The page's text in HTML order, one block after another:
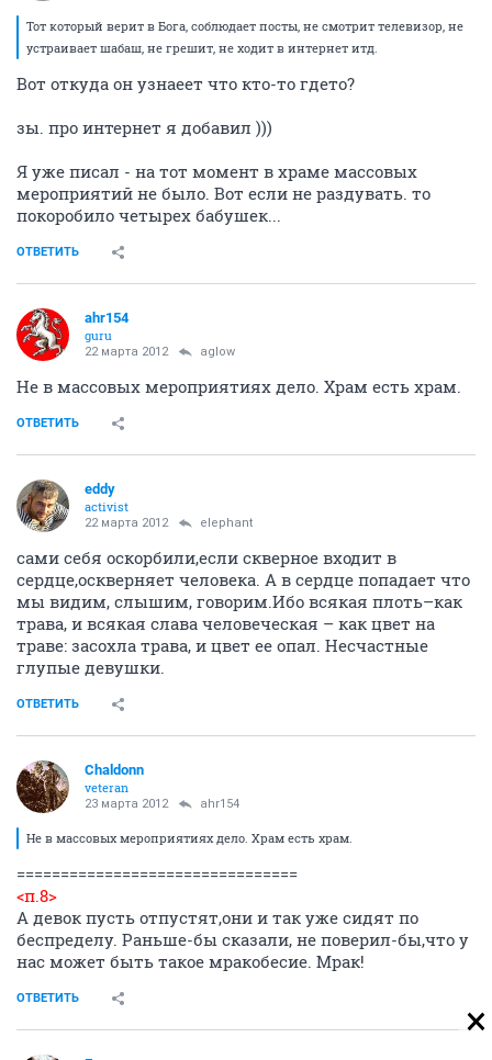
Тот который верит в Бога, соблюдает посты, не смотрит телевизор, не
устраивает шабаш, не грешит, не ходит в интернет итд.
Вот откуда он узнаеет что кто-то гдето?
зы. про интернет я добавил )))
Я уже писал - на тот момент в храме массовых
мероприятий не было. Вот если не раздувать. то
покоробило четырех бабушек...
ОТВЕТИТЬ
ahr154
guru
22 марта 2012 aglow
Не в массовых мероприятиях дело. Храм есть храм.
ОТВЕТИТЬ
еddy
activist
22 марта 2012 elephant
сами себя оскорбили,если скверное входит в
сердце,оскверняет человека. А в сердце попадает что
мы видим, слышим, говорим.Ибо всякая плоть–как
трава, и всякая слава человеческая – как цвет на
траве: засохла трава, и цвет ее опал. Несчастные
глупые девушки.
ОТВЕТИТЬ
Chaldonn
veteran
23 марта 2012 ahr154
Не в массовых мероприятиях дело. Храм есть храм.
================================
<п.8>
А девок пусть отпустят,они и так уже сидят по
беспределу. Раньше-бы сказали, не поверил-бы,что у
нас может быть такое мракобесие. Мрак!
ОТВЕТИТЬ